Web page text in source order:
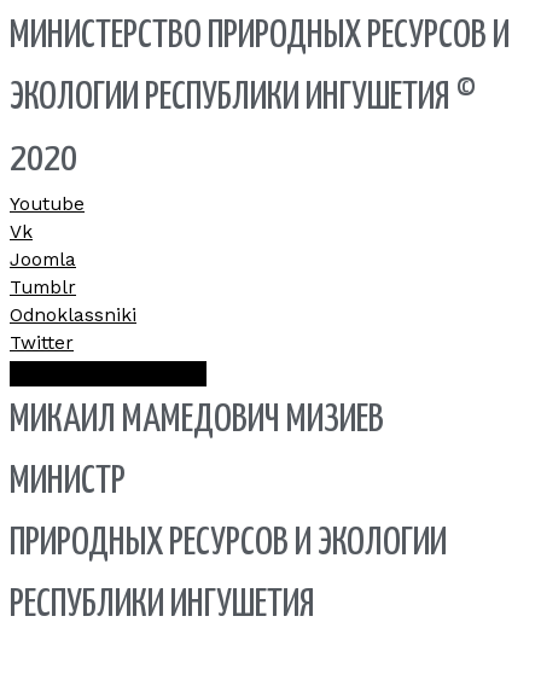
МИНИСТЕРСТВО ПРИРОДНЫХ РЕСУРСОВ И
ЭКОЛОГИИ РЕСПУБЛИКИ ИНГУШЕТИЯ ©
2020
Youtube
Vk
Joomla
Tumblr
Odnoklassniki
Twitter
МИКАИЛ МАМЕДОВИЧ МИЗИЕВ
МИНИСТР
ПРИРОДНЫХ РЕСУРСОВ И ЭКОЛОГИИ
РЕСПУБЛИКИ ИНГУШЕТИЯ